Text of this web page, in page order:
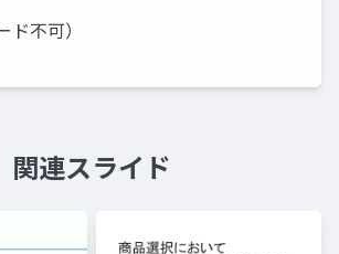
ド不可）
関連スライド